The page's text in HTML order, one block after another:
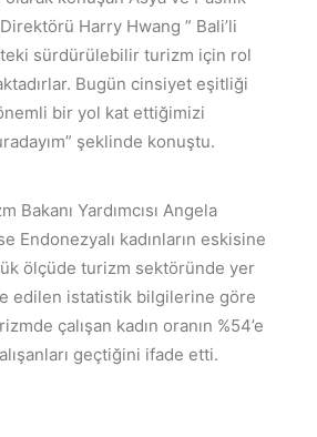
Harry Hwang ” Bali’li
sürdürülebilir turizm için rol
Bugün cinsiyet eşitliği
bir yol kat ettiğimizi
şeklinde konuştu.
Bakanı Yardımcısı Angela
Endonezyalı kadınların eskisine
ölçüde turizm sektöründe yer
edilen istatistik bilgilerine göre
çalışan kadın oranın %54’e
geçtiğini ifade etti.